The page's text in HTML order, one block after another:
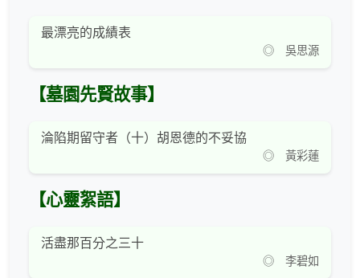
最漂亮的成績表
◎ 吳思源
【墓園先賢故事】
淪陷期留守者（十）胡恩德的不妥協
◎ 黃彩蓮
【心靈絮語】
活盡那百分之三十
◎ 李碧如